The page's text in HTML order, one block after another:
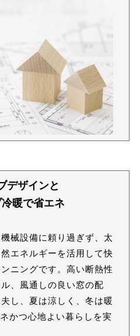
デザインと
暖で省エネ
械設備に頼り過ぎず、太
エネルギーを活用して快
ニングです。高い断熱性
、風通しの良い窓の配
し、夏は涼しく、冬は暖
かつ心地よい暮らしを実